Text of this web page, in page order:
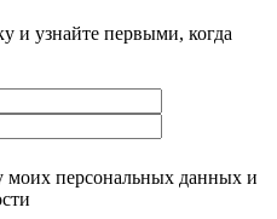
и узнайте первыми, когда
моих персональных данных и